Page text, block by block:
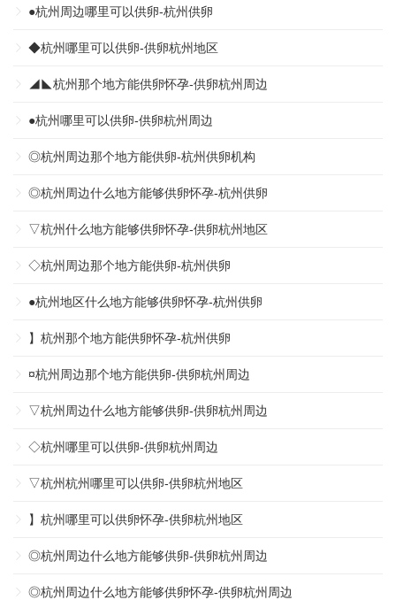
●杭州周边哪里可以供卵-杭州供卵
◆杭州哪里可以供卵-供卵杭州地区
◢◣杭州那个地方能供卵怀孕-供卵杭州周边
●杭州哪里可以供卵-供卵杭州周边
◎杭州周边那个地方能供卵-杭州供卵机构
◎杭州周边什么地方能够供卵怀孕-杭州供卵
▽杭州什么地方能够供卵怀孕-供卵杭州地区
◇杭州周边那个地方能供卵-杭州供卵
●杭州地区什么地方能够供卵怀孕-杭州供卵
】杭州那个地方能供卵怀孕-杭州供卵
¤杭州周边那个地方能供卵-供卵杭州周边
▽杭州周边什么地方能够供卵-供卵杭州周边
◇杭州哪里可以供卵-供卵杭州周边
▽杭州杭州哪里可以供卵-供卵杭州地区
】杭州哪里可以供卵怀孕-供卵杭州地区
◎杭州周边什么地方能够供卵-供卵杭州周边
◎杭州周边什么地方能够供卵怀孕-供卵杭州周边